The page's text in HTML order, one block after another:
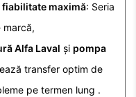
maximă: Seria
marcă,
Alfa Laval și pompa
transfer optim de
pe termen lung .